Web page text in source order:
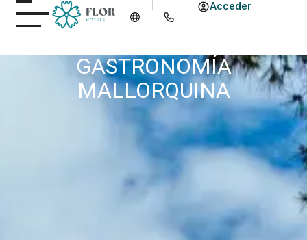
Acceder
GASTRONOMÍA
MALLORQUINA